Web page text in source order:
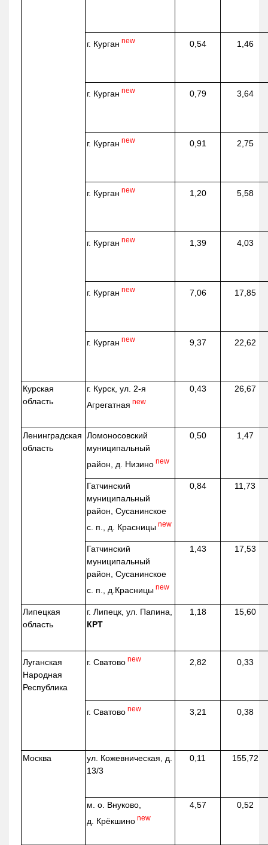
г. Курган new 0,54 1,46
г. Курган new 0,79 3,64
г. Курган new 0,91 2,75
г. Курган new 1,20 5,58
г. Курган new 1,39 4,03
г. Курган new 7,06 17,85
г. Курган new 9,37 22,62
Курская
область
г. Курск, ул. 2-я
Агрегатная new
0,43 26,67
Ленинградская
область
Ломоносовский
муниципальный
район, д. Низино new
0,50 1,47
Гатчинский
муниципальный
район, Сусанинское
с. п., д. Красницы new
0,84 11,73
Гатчинский
муниципальный
район, Сусанинское
с. п., д.Красницы new
1,43 17,53
Липецкая
область
г. Липецк, ул. Папина,
КРТ
1,18 15,60
Луганская
Народная
Республика
г. Сватово new 2,82 0,33
г. Сватово new 3,21 0,38
Москва ул. Кожевническая, д.
13/3
0,11 155,72
м. о. Внуково,
д. Крёкшино new
4,57 0,52